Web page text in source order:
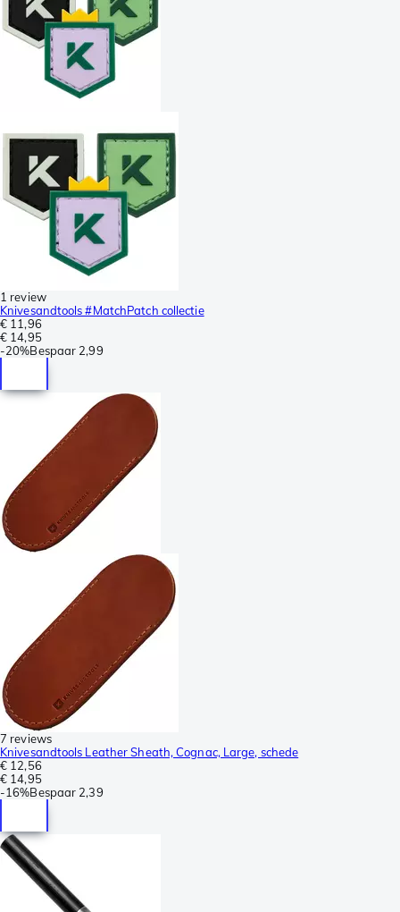
1 review
Knivesandtools #MatchPatch collectie
€ 11,96
€ 14,95
-20%Bespaar 2,99
7 reviews
Knivesandtools Leather Sheath, Cognac, Large, schede
€ 12,56
€ 14,95
-16%Bespaar 2,39